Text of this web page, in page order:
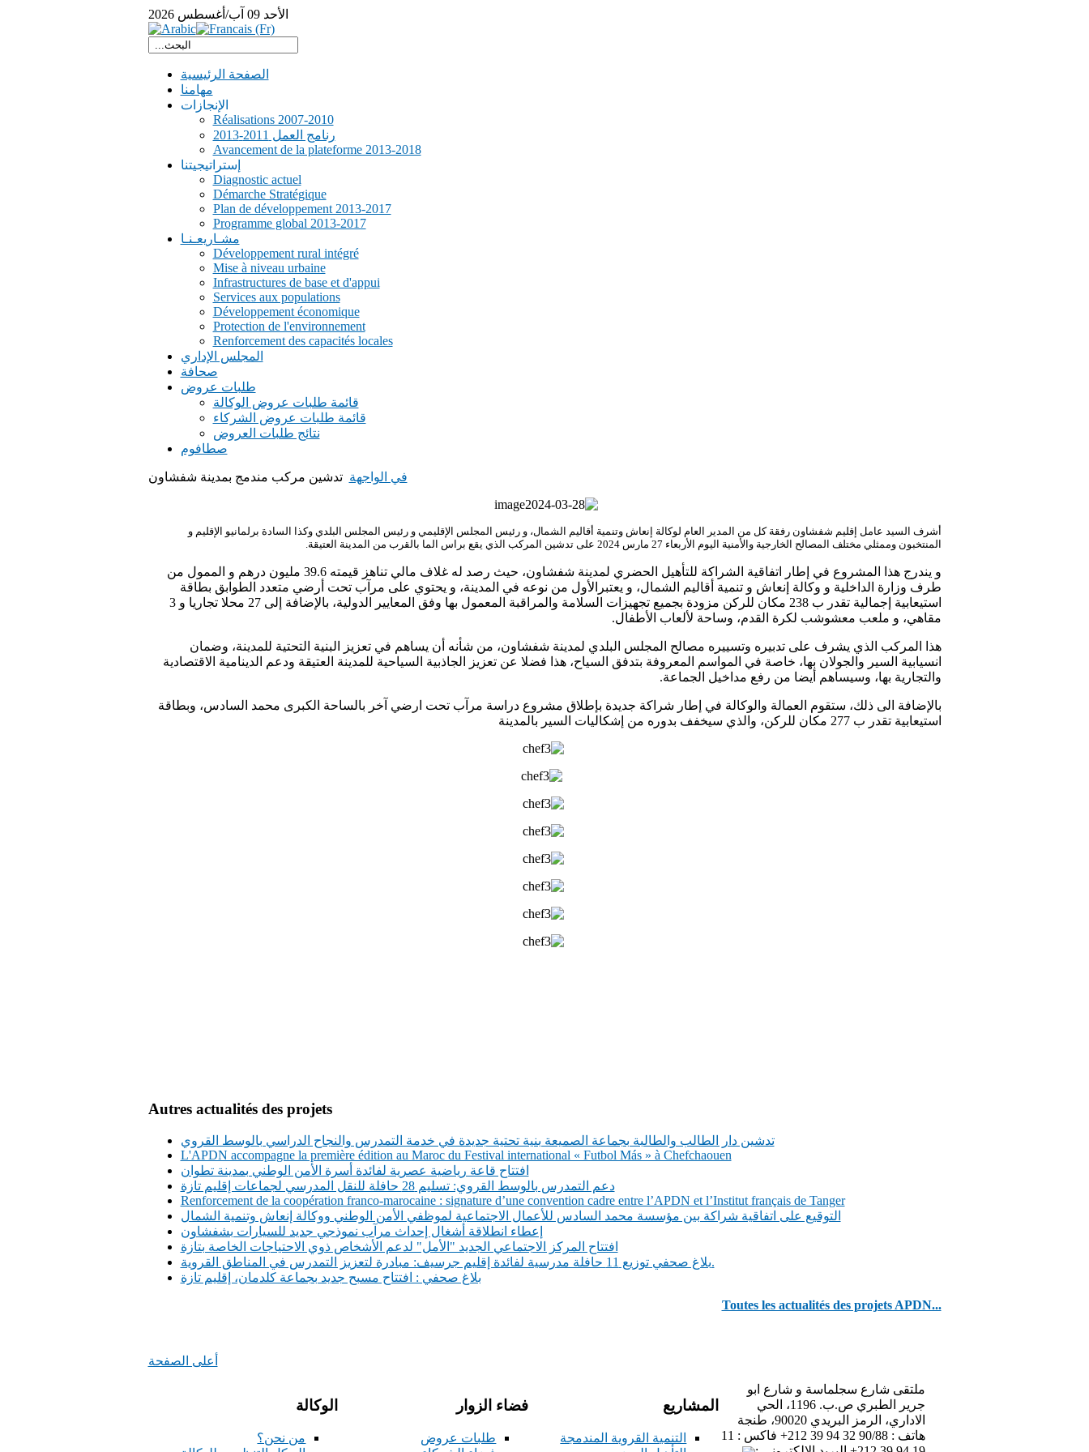
الأحد 09 آب/أغسطس 2026
الصفحة الرئيسية
مهامنا
الإنجازات
Réalisations 2007-2010
رنامج العمل 2011-2013
Avancement de la plateforme 2013-2018
إستراتيجيتنا
Diagnostic actuel
Démarche Stratégique
Plan de développement 2013-2017
Programme global 2013-2017
مشـاريعـنـا
Développement rural intégré
Mise à niveau urbaine
Infrastructures de base et d'appui
Services aux populations
Développement économique
Protection de l'environnement
Renforcement des capacités locales
المجلس الإداري
صحافة
طلبات عروض
قائمة طلبات عروض الوكالة
قائمة طلبات عروض الشركاء
نتائج طلبات العروض
صطافوم
في الواجهة تدشين مركب مندمج بمدينة شفشاون
أشرف السيد عامل إقليم شفشاون رفقة كل من المدير العام لوكالة إنعاش وتنمية أقاليم الشمال، و رئيس المجلس الإقليمي و رئيس المجلس البلدي وكذا السادة برلمانيو الإقليم و
المنتخبون وممثلي مختلف المصالح الخارجية والأمنية اليوم الأربعاء 27 مارس 2024 على تدشين المركب الذي يقع براس الما بالقرب من المدينة العتيقة.
و يندرج هذا المشروع في إطار اتفاقية الشراكة للتأهيل الحضري لمدينة شفشاون، حيث رصد له غلاف مالي تناهز قيمته 39.6 مليون درهم و الممول من
طرف وزارة الداخلية و وكالة إنعاش و تنمية أقاليم الشمال، و يعتبرالأول من نوعه في المدينة، و يحتوي على مرآب تحت أرضي متعدد الطوابق بطاقة
استيعابية إجمالية تقدر ب 238 مكان للركن مزودة بجميع تجهيزات السلامة والمراقبة المعمول بها وفق المعايير الدولية، بالإضافة إلى 27 محلا تجاريا و 3
مقاهي، و ملعب معشوشب لكرة القدم، وساحة لألعاب الأطفال.
هذا المركب الذي يشرف على تدبيره وتسييره مصالح المجلس البلدي لمدينة شفشاون، من شأنه أن يساهم في تعزيز البنية التحتية للمدينة، وضمان
انسيابية السير والجولان بها، خاصة في المواسم المعروفة بتدفق السياح، هذا فضلا عن تعزيز الجاذبية السياحية للمدينة العتيقة ودعم الدينامية الاقتصادية
والتجارية بها، وسيساهم أيضا من رفع مداخيل الجماعة.
بالإضافة الى ذلك، ستقوم العمالة والوكالة في إطار شراكة جديدة بإطلاق مشروع دراسة مرآب تحت ارضي آخر بالساحة الكبرى محمد السادس، وبطاقة
استيعابية تقدر ب 277 مكان للركن، والذي سيخفف بدوره من إشكاليات السير بالمدينة
Autres actualités des projets
تدشين دار الطالب والطالبة بجماعة الصميعة بنية تحتية جديدة في خدمة التمدرس والنجاح الدراسي بالوسط القروي
L'APDN accompagne la première édition au Maroc du Festival international « Futbol Más » à Chefchaouen
افتتاح قاعة رياضية عصرية لفائدة أسرة الأمن الوطني بمدينة تطوان
دعم التمدرس بالوسط القروي: تسليم 28 حافلة للنقل المدرسي لجماعات إقليم تازة
Renforcement de la coopération franco-marocaine : signature d’une convention cadre entre l’APDN et l’Institut français de Tanger
التوقيع على اتفاقية شراكة بين مؤسسة محمد السادس للأعمال الاجتماعية لموظفي الأمن الوطني ووكالة إنعاش وتنمية الشمال
إعطاء انطلاقة أشغال إحداث مرآب نموذجي جديد للسيارات بشفشاون
افتتاح المركز الاجتماعي الجديد "الأمل" لدعم الأشخاص ذوي الاحتياجات الخاصة بتازة
بلاغ صحفي توزيع 11 حافلة مدرسية لفائدة إقليم جرسيف: مبادرة لتعزيز التمدرس في المناطق القروية.
بلاغ صحفي : افتتاح مسبح جديد بجماعة كلدمان، إقليم تازة
Toutes les actualités des projets APDN...
أعلى الصفحة
الوكالة
من نحن؟
فضاء الزوار
طلبات عروض
المشاريع
التنمية القروية المندمجة
ملتقى شارع سجلماسة و شارع ابو
جرير الطبري ص.ب. 1196، الحي
الاداري، الرمز البريدي 90020، طنجة
هاتف : 90/88 32 94 39 212+ فاكس : 11